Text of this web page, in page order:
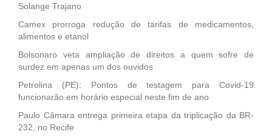
Solange Trajano
Camex prorroga redução de tarifas de medicamentos,
alimentos e etanol
Bolsonaro veta ampliação de direitos a quem sofre de
surdez em apenas um dos ouvidos
Petrolina (PE): Pontos de testagem para Covid-19
funcionarão em horário especial neste fim de ano
Paulo Câmara entrega primeira etapa da triplicação da BR-
232, no Recife